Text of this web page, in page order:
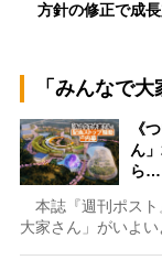
方針の修正で成
「みんなで
《
ん
ら…
本誌『週刊ポスト
大家さん」がいよ